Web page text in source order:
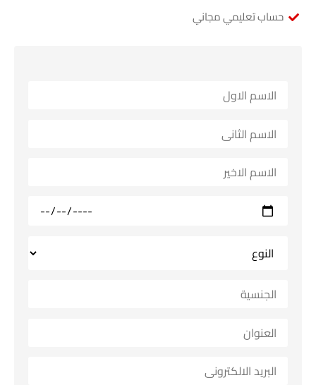
حساب تعليمي مجاني